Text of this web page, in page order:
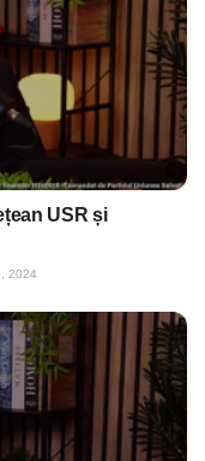
USR și
2024